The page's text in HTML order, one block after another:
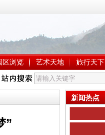
区浏览 艺术天地 旅行天下
”
新闻热点